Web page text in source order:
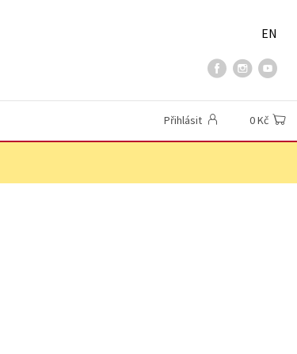
EN
Přihlásit 0 Kč